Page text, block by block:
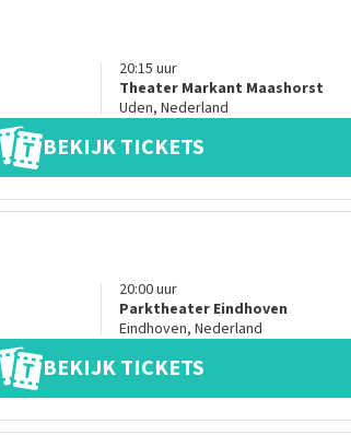
20:15 uur
Theater Markant Maashorst
Uden, Nederland
BEKIJK TICKETS
20:00uur
Parktheater Eindhoven
Eindhoven, Nederland
BEKIJK TICKETS